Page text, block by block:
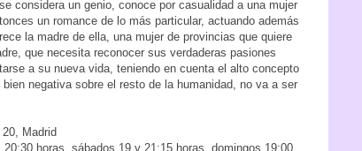
considera un genio, conoce por casualidad a una mujer
un romance de lo más particular, actuando además
la madre de ella, una mujer de provincias que quiere
que necesita reconocer sus verdaderas pasiones
a su nueva vida, teniendo en cuenta el alto concepto
negativa sobre el resto de la humanidad, no va a ser
Madrid
20:30 horas, sábados 19 y 21:15 horas, domingos 19:00